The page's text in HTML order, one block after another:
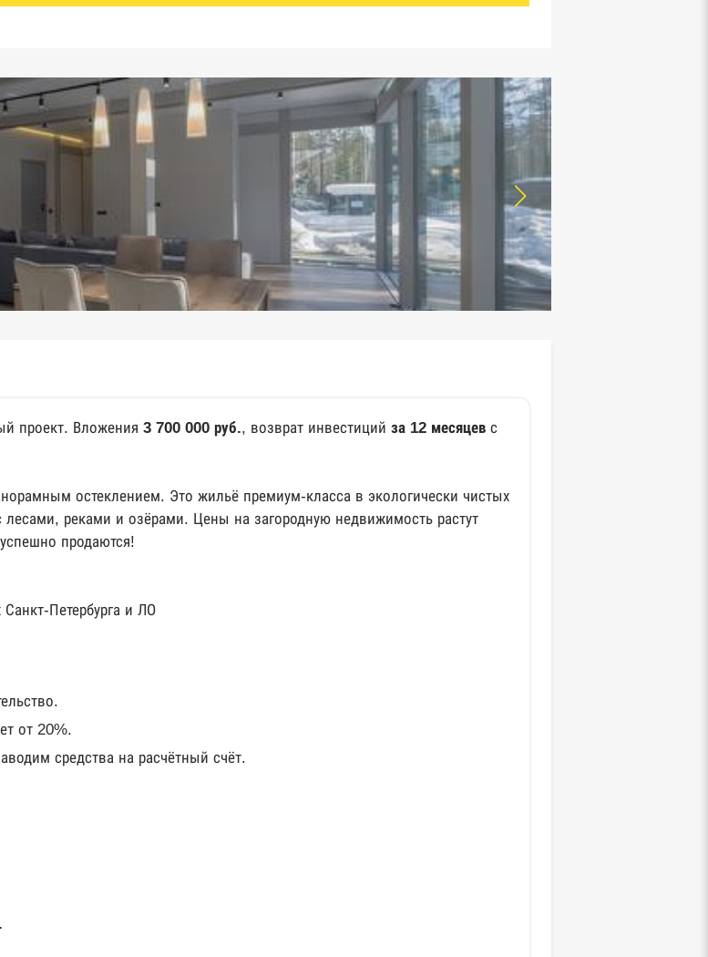
проект. Вложения 3 700 000 руб., возврат инвестиций за 12 месяцев с
остеклением. Это жильё премиум-класса в экологически чистых
лесами, реками и озёрами. Цены на загородную недвижимость растут
продаются!
Петербурга и ЛО
от 20%.
средства на расчётный счёт.